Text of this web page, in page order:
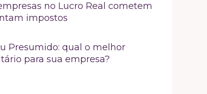
no Lucro Real cometem
impostos
Presumido: qual o melhor
para sua empresa?